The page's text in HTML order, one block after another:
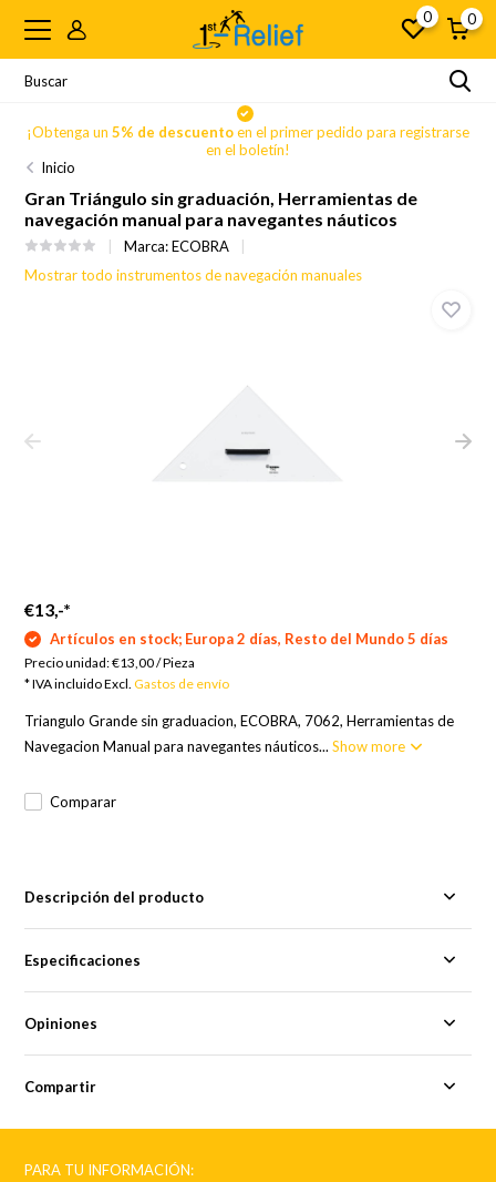
0 0
¡Obtenga un 5% de descuentoen el primer pedido para registrarse
en el boletín!
Inicio
Gran Triángulo sin graduación, Herramientas de
navegación manual para navegantes náuticos
Marca:ECOBRA
Mostrar todo instrumentos de navegación manuales
€13,-*
Artículos en stock; Europa 2 días, Resto del Mundo 5 días
Precio unidad:€13,00/Pieza
* IVA incluido Excl.Gastos de envío
Triangulo Grande sin graduacion, ECOBRA, 7062, Herramientas de
Navegacion Manual para navegantes náuticos...Show more
Comparar
Descripción del producto
Especificaciones
Opiniones
Compartir
PARA TU INFORMACIÓN: